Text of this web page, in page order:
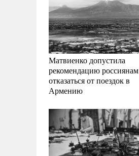
Матвиенко допустила
рекомендацию россиянам
отказаться от поездок в
Армению